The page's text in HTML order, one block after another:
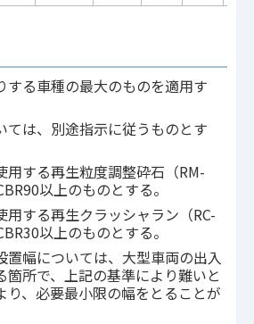
する車種の最大のものを適用す
ては、別途指示に従うものとす
用する再生粒度調整砕石（RM-
以上のものとする。
用する再生クラッシャラン（RC-
以上のものとする。
置幅については、大型車両の出入
箇所で、上記の基準により難いと
り、必要最小限の幅をとることが